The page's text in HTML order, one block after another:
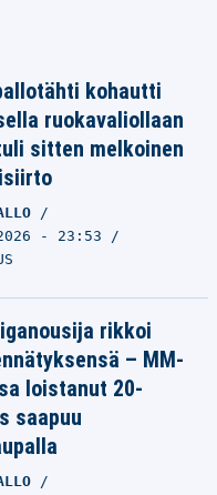
kohautti
ruokavaliollaan
sitten melkoinen
- 23:53
rikkoi
– MM-
loistanut 20-
saapuu